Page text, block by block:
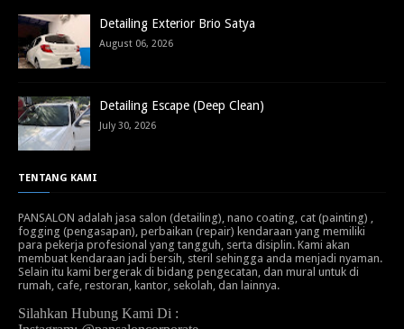
Detailing Exterior Brio Satya
August 06, 2026
Detailing Escape (Deep Clean)
July 30, 2026
TENTANG KAMI
PANSALON adalah jasa salon (detailing), nano coating, cat (painting) ,
fogging (pengasapan), perbaikan (repair) kendaraan yang memiliki
para pekerja profesional yang tangguh, serta disiplin. Kami akan
membuat kendaraan jadi bersih, steril sehingga anda menjadi nyaman.
Selain itu kami bergerak di bidang pengecatan, dan mural untuk di
rumah, cafe, restoran, kantor, sekolah, dan lainnya.
Silahkan Hubung Kami Di :